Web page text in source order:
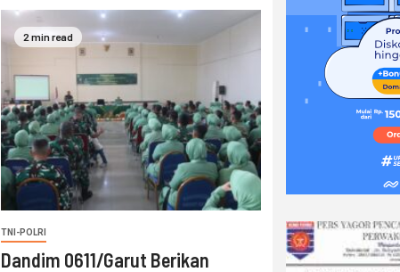
2 min read
TNI-POLRI
‎Dandim 0611/Garut Berikan